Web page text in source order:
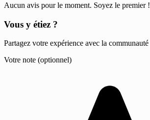
Aucun avis pour le moment. Soyez le premier !
Vous y étiez ?
Partagez votre expérience avec la communauté
Votre note (optionnel)